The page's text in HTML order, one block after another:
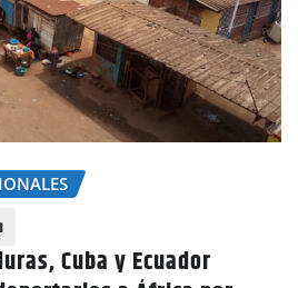
Cuba y Ecuador